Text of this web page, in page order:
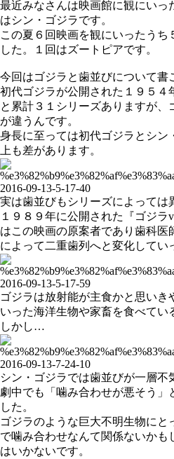
最近みなさんは映画館に観にいっ
はシン・ゴジラです。
この夏６回映画を観にいったうち
した。１回はズートピアです。
今回はゴジラと歯並びについて書
初代ゴジラが公開された１９５４
と累計３１シリーズありますが、
が違うんです。
身長に至っては初代ゴジラとシン
上も差があります。
実は歯並びもシリーズによっては
１９８９年に公開された『ゴジラ
はこの映画の原案者であり歯科医
によって二重歯列へと変化してい
ゴジラは放射能が主食かと思いき
いった海洋生物や家畜を食べてい
しかし…
シン・ゴジラでは歯並びが一層不
劇中でも「噛み合わせが悪そう
した。
ゴジラのような巨大不明生物にと
で噛み合わせなんて関係ないかも
はいかないです。